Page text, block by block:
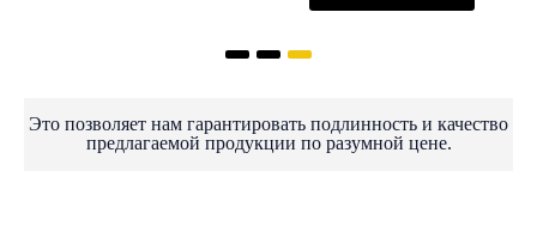
Это позволяет нам гарантировать подлинность и качество
предлагаемой продукции по разумной цене.